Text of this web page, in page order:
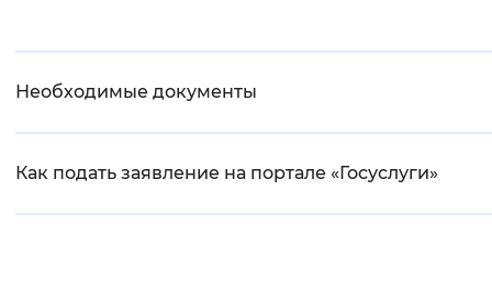
Необходимые документы
Как подать заявление на портале «Госуслуги»